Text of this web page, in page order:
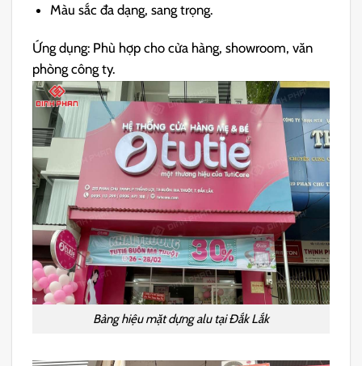
Màu sắc đa dạng, sang trọng.
Ứng dụng: Phù hợp cho cửa hàng, showroom, văn
phòng công ty.
Bảng hiệu mặt dựng alu tại Đắk Lắk